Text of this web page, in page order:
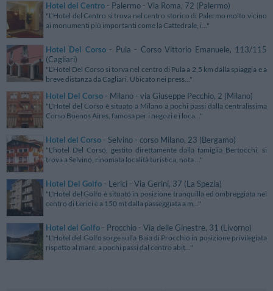
Hotel del Centro - Palermo - Via Roma, 72 (Palermo)
"L'Hotel del Centro si trova nel centro storico di Palermo molto vicino
ai monumenti più importanti come la Cattedrale, i..."
Hotel Del Corso- Pula - Corso Vittorio Emanuele, 113/115
(Cagliari)
"L'Hotel Del Corso si torva nel centro di Pula a 2,5 km dalla spiaggia e a
breve distanza da Cagliari. Ubicato nei press..."
Hotel Del Corso - Milano - via Giuseppe Pecchio, 2 (Milano)
"L'Hotel del Corso è situato a Milano a pochi passi dalla centralissima
Corso Buenos Aires, famosa per i negozi e i loca..."
Hotel del Corso - Selvino - corso Milano, 23 (Bergamo)
"L'hotel Del Corso, gestito direttamente dalla famiglia Bertocchi, si
trova a Selvino, rinomata località turistica, nota ..."
Hotel Del Golfo - Lerici - Via Gerini, 37 (La Spezia)
"L'Hotel del Golfo è situato in posizione tranquilla ed ombreggiata nel
centro di Lerici e a 150 mt dalla passeggiata a m..."
Hotel del Golfo - Procchio - Via delle Ginestre, 31 (Livorno)
"L'Hotel del Golfo sorge sulla Baia di Procchio in posizione privilegiata
rispetto al mare, a pochi passi dal centro abit..."